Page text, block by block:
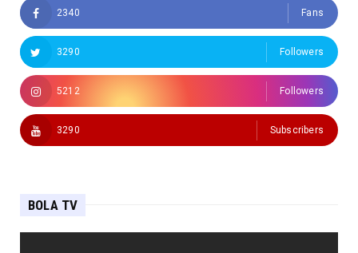
2340 Fans
3290 Followers
5212 Followers
3290 Subscribers
BOLA TV